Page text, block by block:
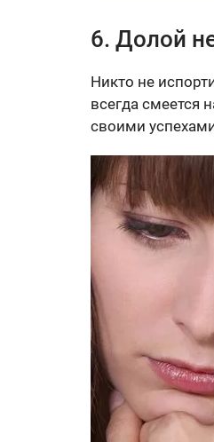
6. Долой
Никто не
всегда смеется
своими